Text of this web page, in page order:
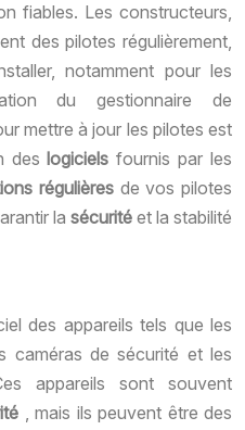
fiables. Les constructeurs,
des pilotes régulièrement,
notamment pour les
du gestionnaire de
mettre à jour les pilotes est
des logicielsfournis par les
régulières de vos pilotes
la sécurité et la stabilité
des appareils tels que les
caméras de sécurité et les
appareils sont souvent
, mais ils peuvent être des